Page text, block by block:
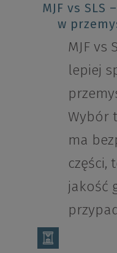
MJF vs
w
MJF vs
lepiej
Wybór
ma
części,
jakość